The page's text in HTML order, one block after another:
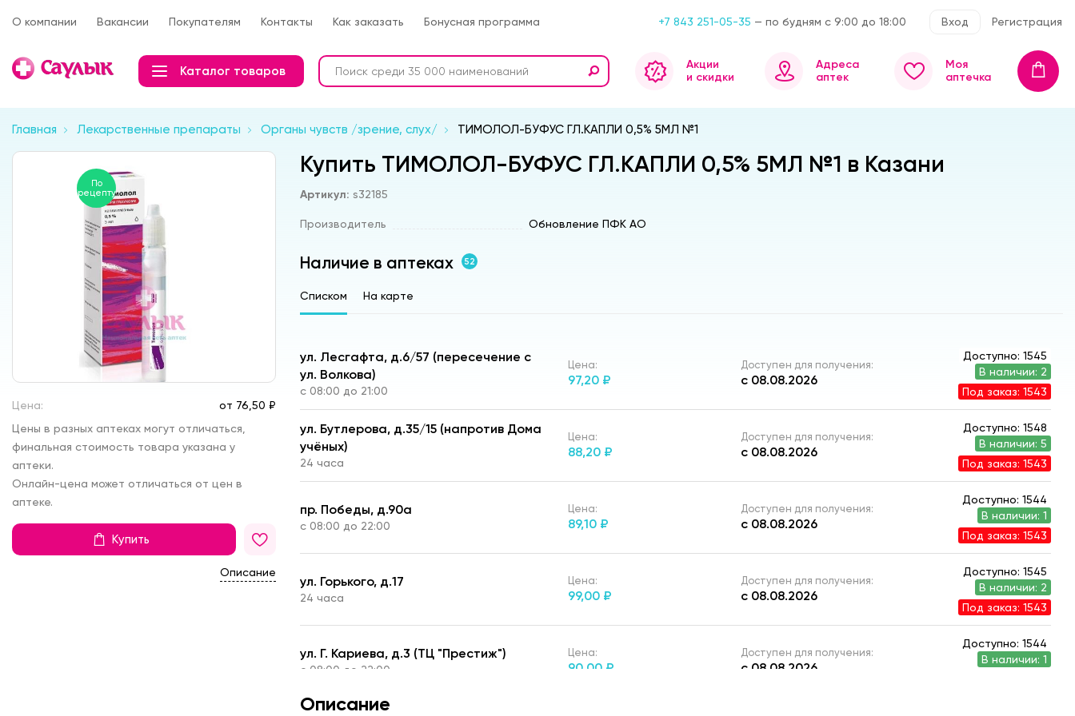
О компании Вакансии Покупателям Контакты Как заказать Бонусная программа +7 843 251-05-35 — по будням с 9:00 до 18:00 Вход Регистрация
Каталог товаров
Акции
и скидки
Адреса
аптек
Моя
аптечка
Главная Лекарственные препараты Органы чувств /зрение, слух/ ТИМОЛОЛ-БУФУС ГЛ.КАПЛИ 0,5% 5МЛ №1
По
рецепту
Цена: от 76, 50 ₽
Цены в разных аптеках могут отличаться,
финальная стоимость товара указана у
аптеки.
Онлайн-цена может отличаться от цен в
аптеке.
Купить
Описание
Купить ТИМОЛОЛ-БУФУС ГЛ.КАПЛИ 0,5% 5МЛ №1 в Казани
Артикул: s32185
Производитель Обновление ПФК АО
Наличие в аптеках 52
Списком На карте
ул. Лесгафта, д.6/57 (пересечение с
ул. Волкова)
с 08:00 до 21:00
Цена:
97,20 ₽
Доступен для получения:
с 08.08.2026
Доступно: 1545
В наличии: 2
Под заказ: 1543
ул. Бутлерова, д.35/15 (напротив Дома
учёных)
24 часа
Цена:
88,20 ₽
Доступен для получения:
с 08.08.2026
Доступно: 1548
В наличии: 5
Под заказ: 1543
пр. Победы, д.90а
с 08:00 до 22:00
Цена:
89,10 ₽
Доступен для получения:
с 08.08.2026
Доступно: 1544
В наличии: 1
Под заказ: 1543
ул. Горького, д.17
24 часа
Цена:
99,00 ₽
Доступен для получения:
с 08.08.2026
Доступно: 1545
В наличии: 2
Под заказ: 1543
ул. Г. Кариева, д.3 (ТЦ "Престиж")
с 08:00 до 22:00
Цена:
90, 00 ₽
Доступен для получения:
с 08.08.2026
Доступно: 1544
В наличии: 1
Описание